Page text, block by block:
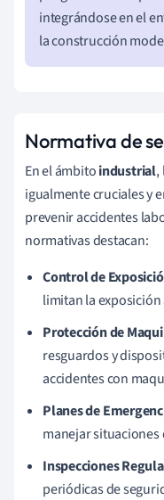
integrándose en el
la construcción
Normativa de
En el ámbitoindustrial,
igualmente cruciales y
prevenir accidentes
normativas destacan:
Control de
limitan la
Protección de
resguardos y
accidentes con
Planes de
manejar
Inspecciones
periódicas de